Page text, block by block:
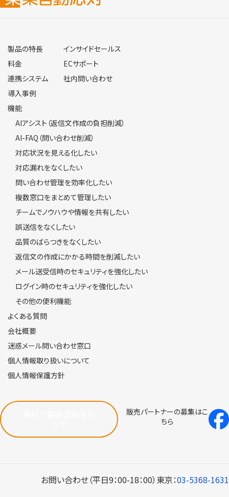
製品の特長
料金
連携システム
導入事例
インサイドセールス
ECサポート
社内問い合わせ
機能
AIアシスト（返信文作成の負担削減）
AI-FAQ（問い合わせ削減）
対応状況を見える化したい
対応漏れをなくしたい
問い合わせ管理を効率化したい
複数窓口をまとめて管理したい
チームでノウハウや情報を共有したい
誤送信をなくしたい
品質のばらつきをなくしたい
返信文の作成にかかる時間を削減したい
メール送受信時のセキュリティを強化したい
ログイン時のセキュリティを強化したい
その他の便利機能
よくある質問
会社概要
迷惑メール問い合わせ窓口
個人情報取り扱いについて
個人情報保護方針
販売パートナーの募集はこ
ちら
お問い合わせ（平日9：00-18：00） 東京：03-5368-1631